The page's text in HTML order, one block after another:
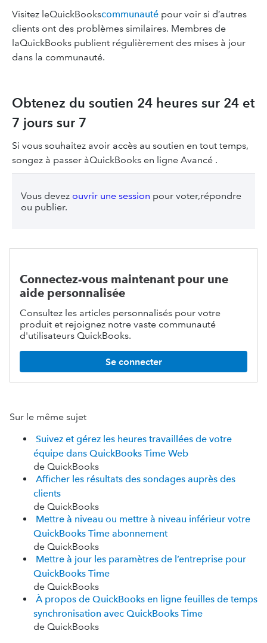
Visitez leQuickBookscommunauté pour voir si d’autres
clients ont des problèmes similaires. Membres de
laQuickBooks publient régulièrement des mises à jour
dans la communauté.
Obtenez du soutien 24 heures sur 24 et
7 jours sur 7
Si vous souhaitez avoir accès au soutien en tout temps,
songez à passer àQuickBooks en ligne Avancé .
Vous devez ouvrir une session pour voter,répondre
ou publier.
Connectez-vous maintenant pour une
aide personnalisée
Consultez les articles personnalisés pour votre
produit et rejoignez notre vaste communauté
d'utilisateurs QuickBooks.
Se connecter
Sur le même sujet
Suivez et gérez les heures travaillées de votre
équipe dans QuickBooks Time Web
de QuickBooks
Afficher les résultats des sondages auprès des
clients
de QuickBooks
Mettre à niveau ou mettre à niveau inférieur votre
QuickBooks Time abonnement
de QuickBooks
Mettre à jour les paramètres de l’entreprise pour
QuickBooks Time
de QuickBooks
À propos de QuickBooks en ligne feuilles de temps
synchronisation avec QuickBooks Time
de QuickBooks